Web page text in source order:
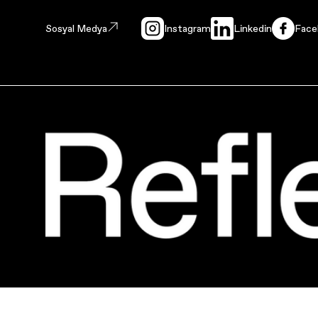
Sosyal Medya Instagram Linkedin